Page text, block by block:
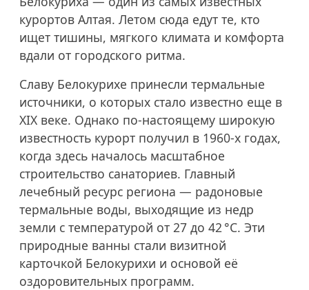
курортов Алтая. Летом сюда едут те, кто
ищет тишины, мягкого климата и комфорта
вдали от городского ритма.
Славу Белокурихе принесли термальные
источники, о которых стало известно еще в
XIX веке. Однако по-настоящему широкую
известность курорт получил в 1960-х годах,
когда здесь началось масштабное
строительство санаториев. Главный
лечебный ресурс региона — радоновые
термальные воды, выходящие из недр
земли с температурой от 27 до 42 °C. Эти
природные ванны стали визитной
карточкой Белокурихи и основой её
оздоровительных программ.